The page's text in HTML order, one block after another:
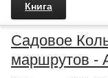
Книга
Садовое
маршрутов -